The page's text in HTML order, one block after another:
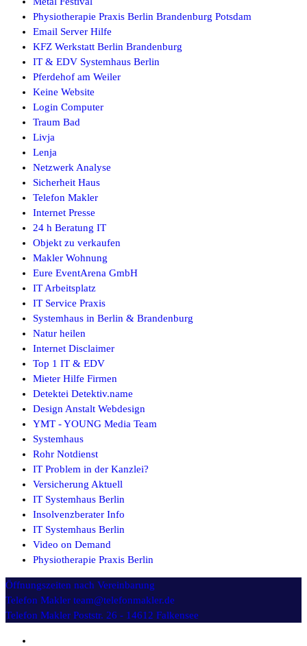
Physiotherapie Praxis Berlin Brandenburg Potsdam
Email Server Hilfe
KFZ Werkstatt Berlin Brandenburg
IT & EDV Systemhaus Berlin
Pferdehof am Weiler
Keine Website
Login Computer
Traum Bad
Livja
Lenja
Netzwerk Analyse
Sicherheit Haus
Telefon Makler
Internet Presse
24 h Beratung IT
Objekt zu verkaufen
Makler Wohnung
Eure EventArena GmbH
IT Arbeitsplatz
IT Service Praxis
Systemhaus in Berlin & Brandenburg
Natur heilen
Internet Disclaimer
Top 1 IT & EDV
Mieter Hilfe Firmen
Detektei Detektiv.name
Design Anstalt Webdesign
YMT - YOUNG Media Team
Systemhaus
Rohr Notdienst
IT Problem in der Kanzlei?
Versicherung Aktuell
IT Systemhaus Berlin
Insolvenzberater Info
IT Systemhaus Berlin
Video on Demand
Physiotherapie Praxis Berlin
Öffnungszeiten nach Vereinbarung
Telefon Makler team@telefonmakler.de
Telefon Makler Poststr. 26 - 14612 Falkensee